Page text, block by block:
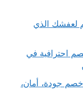
بمكة بـ35%خصم لعفشك الذي
مكة للطائف بـ35%خصم احترافية في
نقل عفش بمكه بـ35%خصم جودة، أمان،